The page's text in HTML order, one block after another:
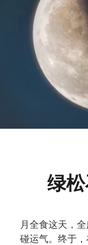
绿
月全食这天，
碰运气。终于